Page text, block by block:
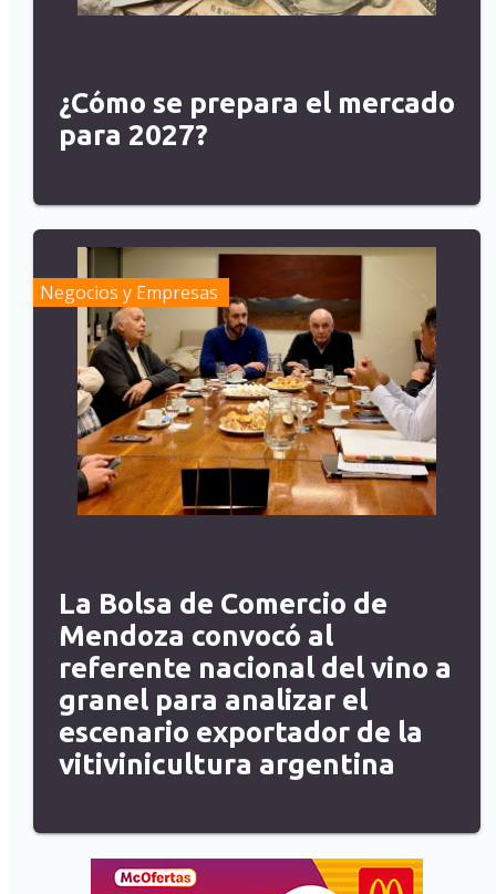
¿Cómo se prepara el mercado
para 2027?
Negocios y Empresas
La Bolsa de Comercio de
Mendoza convocó al
referente nacional del vino a
granel para analizar el
escenario exportador de la
vitivinicultura argentina